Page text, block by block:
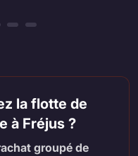
la flotte de
à Fréjus ?
groupé de